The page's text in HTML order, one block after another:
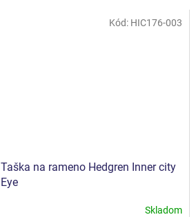
Taška na rameno Hedgren Inner city
Eye
Skladom
Kód: HIC176-003